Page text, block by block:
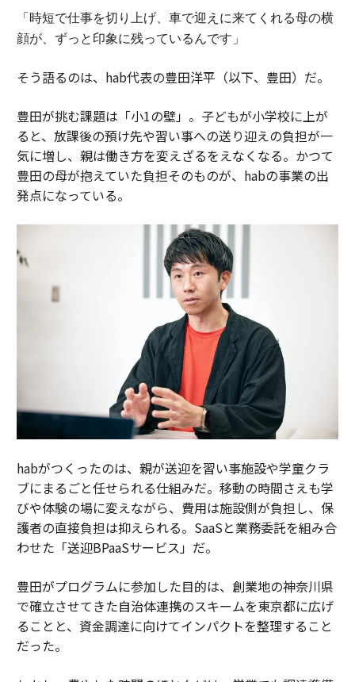
「時短で仕事を切り上げ、車で迎えに来てくれる母の横
顔が、ずっと印象に残っているんです」
そう語るのは、hab代表の豊田洋平（以下、豊田）だ。
豊田が挑む課題は「小1の壁」。子どもが小学校に上が
ると、放課後の預け先や習い事への送り迎えの負担が一
気に増し、親は働き方を変えざるをえなくなる。かつて
豊田の母が抱えていた負担そのものが、habの事業の出
発点になっている。
habがつくったのは、親が送迎を習い事施設や学童クラ
ブにまるごと任せられる仕組みだ。移動の時間さえも学
びや体験の場に変えながら、費用は施設側が負担し、保
護者の直接負担は抑えられる。SaaSと業務委託を組み合
わせた「送迎BPaaSサービス」だ。
豊田がプログラムに参加した目的は、創業地の神奈川県
で確立させてきた自治体連携のスキームを東京都に広げ
ることと、資金調達に向けてインパクトを整理すること
だった。